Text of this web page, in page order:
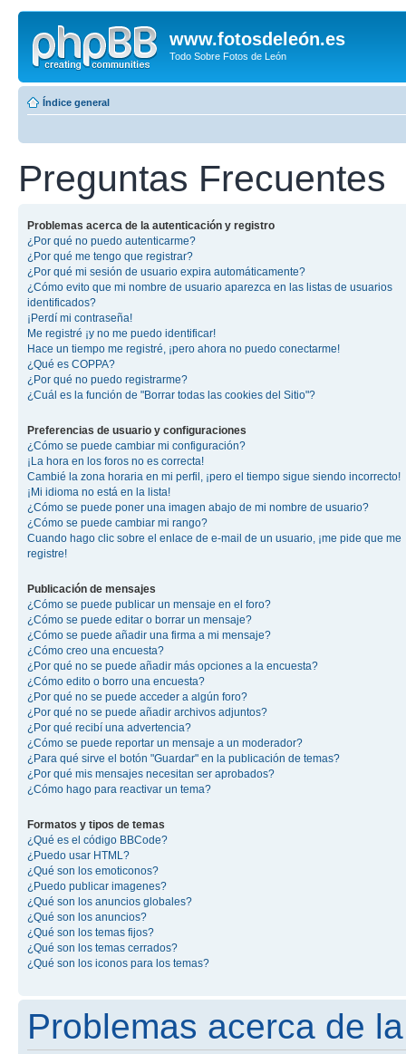
www.fotosdeleón.es
Todo Sobre Fotos de León
Índice general
Preguntas Frecuentes
Problemas acerca de la autenticación y registro
¿Por qué no puedo autenticarme?
¿Por qué me tengo que registrar?
¿Por qué mi sesión de usuario expira automáticamente?
¿Cómo evito que mi nombre de usuario aparezca en las listas de usuarios
identificados?
¡Perdí mi contraseña!
Me registré ¡y no me puedo identificar!
Hace un tiempo me registré, ¡pero ahora no puedo conectarme!
¿Qué es COPPA?
¿Por qué no puedo registrarme?
¿Cuál es la función de "Borrar todas las cookies del Sitio"?
Preferencias de usuario y configuraciones
¿Cómo se puede cambiar mi configuración?
¡La hora en los foros no es correcta!
Cambié la zona horaria en mi perfil, ¡pero el tiempo sigue siendo incorrecto!
¡Mi idioma no está en la lista!
¿Cómo se puede poner una imagen abajo de mi nombre de usuario?
¿Cómo se puede cambiar mi rango?
Cuando hago clic sobre el enlace de e-mail de un usuario, ¡me pide que me
registre!
Publicación de mensajes
¿Cómo se puede publicar un mensaje en el foro?
¿Cómo se puede editar o borrar un mensaje?
¿Cómo se puede añadir una firma a mi mensaje?
¿Cómo creo una encuesta?
¿Por qué no se puede añadir más opciones a la encuesta?
¿Cómo edito o borro una encuesta?
¿Por qué no se puede acceder a algún foro?
¿Por qué no se puede añadir archivos adjuntos?
¿Por qué recibí una advertencia?
¿Cómo se puede reportar un mensaje a un moderador?
¿Para qué sirve el botón "Guardar" en la publicación de temas?
¿Por qué mis mensajes necesitan ser aprobados?
¿Cómo hago para reactivar un tema?
Formatos y tipos de temas
¿Qué es el código BBCode?
¿Puedo usar HTML?
¿Qué son los emoticonos?
¿Puedo publicar imagenes?
¿Qué son los anuncios globales?
¿Qué son los anuncios?
¿Qué son los temas fijos?
¿Qué son los temas cerrados?
¿Qué son los iconos para los temas?
Problemas acerca de